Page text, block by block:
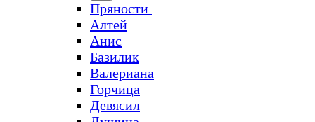
Пряности
Алтей
Анис
Базилик
Валериана
Горчица
Девясил